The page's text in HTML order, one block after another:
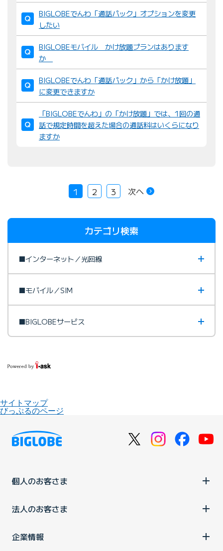
BIGLOBEでんわ「通話パック」オプションを変更
したい
BIGLOBEモバイル かけ放題プランはあります
か
BIGLOBEでんわ「通話パック」から「かけ放題」
に変更できますか
「BIGLOBEでんわ」の「かけ放題」では、1回の通
話で規定時間を超えた場合の通話料はいくらになり
ますか
1 2 3 次へ
カテゴリ検索
■インターネット／光回線
■モバイル／SIM
■BIGLOBEサービス
サイトマップ
びっぷるのページ
個人のお客さま
法人のお客さま
企業情報